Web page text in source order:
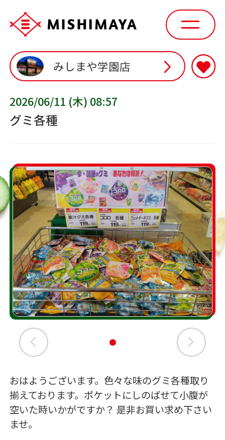
みしまや学園店
2026/06/11 (木) 08:57
グミ各種
おはようございます。色々な味のグミ各種取り
揃えております。ポケットにしのばせて小腹が
空いた時いかがですか？ 是非お買い求め下さい
ませ。